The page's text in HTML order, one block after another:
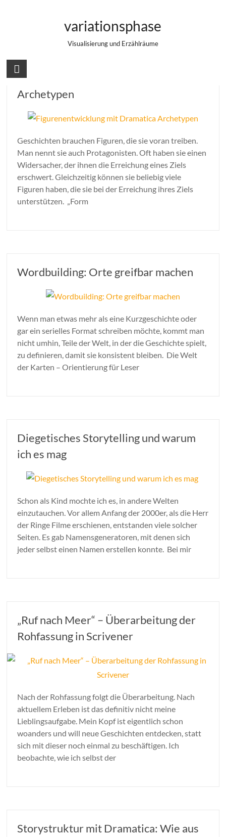
variationsphase
Visualisierung und Erzählräume
Figurenentwicklung mit Dramatica
Archetypen
Geschichten brauchen Figuren, die sie voran treiben.
Man nennt sie auch Protagonisten. Oft haben sie einen
Widersacher, der ihnen die Erreichung eines Ziels
erschwert. Gleichzeitig können sie beliebig viele
Figuren haben, die sie bei der Erreichung ihres Ziels
unterstützen. „Form
Wordbuilding: Orte greifbar machen
Wenn man etwas mehr als eine Kurzgeschichte oder
gar ein serielles Format schreiben möchte, kommt man
nicht umhin, Teile der Welt, in der die Geschichte spielt,
zu definieren, damit sie konsistent bleiben. Die Welt
der Karten – Orientierung für Leser
Diegetisches Storytelling und warum
ich es mag
Schon als Kind mochte ich es, in andere Welten
einzutauchen. Vor allem Anfang der 2000er, als die Herr
der Ringe Filme erschienen, entstanden viele solcher
Seiten. Es gab Namensgeneratoren, mit denen sich
jeder selbst einen Namen erstellen konnte. Bei mir
„Ruf nach Meer“ – Überarbeitung der
Rohfassung in Scrivener
Nach der Rohfassung folgt die Überarbeitung. Nach
aktuellem Erleben ist das definitiv nicht meine
Lieblingsaufgabe. Mein Kopf ist eigentlich schon
woanders und will neue Geschichten entdecken, statt
sich mit dieser noch einmal zu beschäftigen. Ich
beobachte, wie ich selbst der
Storystruktur mit Dramatica: Wie aus